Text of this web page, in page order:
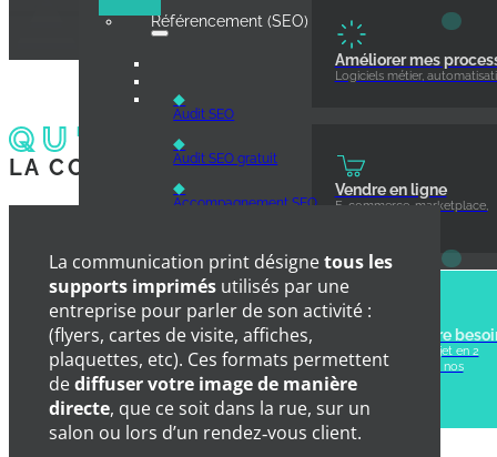
Référencement (SEO)
◆
Audit SEO
◆
Audit SEO gratuit
◆
Accompagnement SEO
Communication visuelle
◆
Création d'identité visuelle
◆
Communication print
Application mobile
Améliorer mes
Logiciels métier,
Vendre en ligne
E-commerce, marketplace,
Pas sûr de votre
Décrivez votre projet en 2
minutes et recevez nos
recommandations
NOS RÉALISATIONS
QU'EST-CE QUE
LA COMMUNICATION PRINT ?
La communication print désignetous les
supports imprimés utilisés par une
entreprise pour parler de son activité :
(flyers, cartes de visite, affiches,
plaquettes, etc). Ces formats permettent
dediffuser votre image de manière
directe, que ce soit dans la rue, sur un
salon ou lors d’un rendez‑vous client.